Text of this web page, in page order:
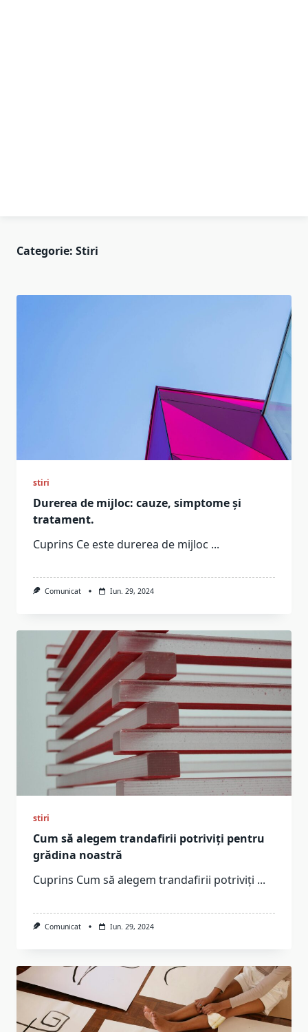
Categorie: Stiri
stiri
Durerea de mijloc: cauze, simptome și
tratament.
Cuprins Ce este durerea de mijloc ...
Comunicat Iun. 29, 2024
stiri
Cum să alegem trandafirii potriviți pentru
grădina noastră
Cuprins Cum să alegem trandafirii potriviți ...
Comunicat Iun. 29, 2024